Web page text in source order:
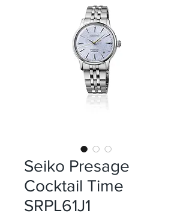
Seiko Presage
Cocktail Time
SRPL61J1